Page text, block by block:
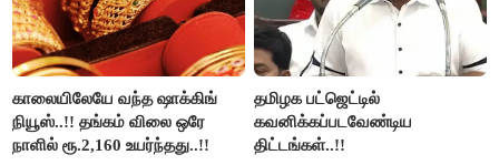
காலையிலேயே வந்த ஷாக்கிங்
நியூஸ்..!! தங்கம் விலை ஒரே
நாளில் ரூ.2,160 உயர்ந்தது..!!
தமிழக பட்ஜெட்டில்
கவனிக்கப்படவேண்டிய
திட்டங்கள்..!!